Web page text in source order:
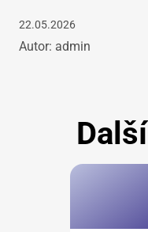
22.05.2026
Autor: admin